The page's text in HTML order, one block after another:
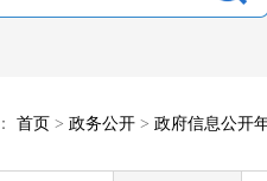
首页 > 政务公开 > 政府信息公开